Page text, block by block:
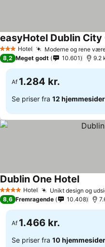
3 StjernerHotel Moderne og rene
easyHotel Dublin City
8,2 Meget godt 10.601 9.2
Af 1.284 kr.
Se priser fra 12 hjemmesider
4 StjernerHotel Unikt design og
Dublin One Hotel
8,6 Fremragende 10.408
Af 1.466 kr.
Se priser fra 10 hjemmesider